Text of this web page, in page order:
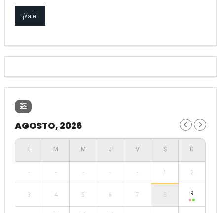
AGOSTO, 2026
- - - - - 1 2
3 4 5 6 7 8 9